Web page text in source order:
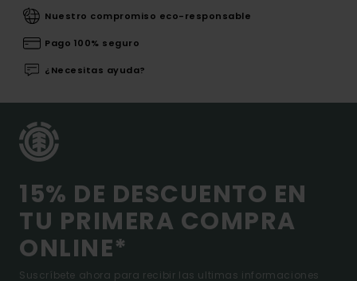
Nuestro compromiso eco-responsable
Pago 100% seguro
¿Necesitas ayuda?
15% DE DESCUENTO EN
TU PRIMERA COMPRA
ONLINE*
Suscríbete ahora para recibir las ultimas informaciones